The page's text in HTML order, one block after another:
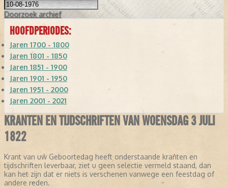
Doorzoek archief
HOOFDPERIODES:
Jaren 1700 - 1800
Jaren 1801 - 1850
Jaren 1851 - 1900
Jaren 1901 - 1950
Jaren 1951 - 2000
Jaren 2001 - 2021
KRANTEN EN TIJDSCHRIFTEN VAN WOENSDAG 3 JULI
1822
Krant van uw Geboortedag heeft onderstaande kranten en
tijdschriften leverbaar, ziet u geen selectie vermeld staand, dan
kan het zijn dat er niets is verschenen vanwege een feestdag of
andere reden.